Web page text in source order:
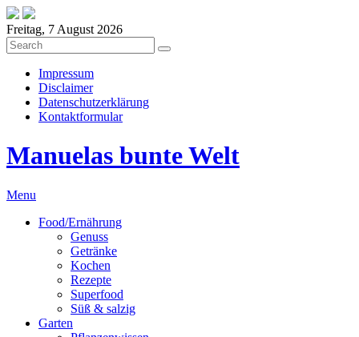
Freitag, 7 August 2026
Impressum
Disclaimer
Datenschutzerklärung
Kontaktformular
Manuelas bunte Welt
Menu
Food/Ernährung
Genuss
Getränke
Kochen
Rezepte
Superfood
Süß & salzig
Garten